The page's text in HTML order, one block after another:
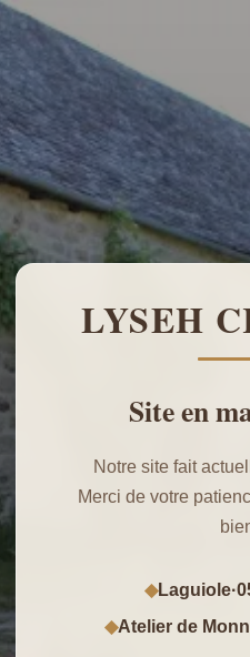
LYSEH
Site en
Notre site fait
Merci de votre
◆Laguiole·
◆Atelier de